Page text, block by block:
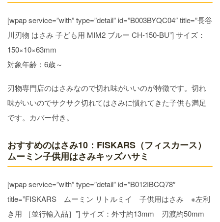
[wpap service=”with” type=”detail” id=”B003BYQC04″ title=”長谷
川刃物 はさみ 子ども用 MIM2 ブルー CH-150-BU”] サイズ：
150×10×63mm
対象年齢：6歳～
刃物専門店のはさみなので切れ味がいいのが特徴です。切れ
味がいいのでサクサク切れてはさみに慣れてきた子供も満足
です。カバー付き。
おすすめのはさみ10：FISKARS（フィスカース）
ムーミン子供用はさみキッズハサミ
[wpap service=”with” type=”detail” id=”B012IBCQ78″
title=”FISKARS ムーミン リトルミイ 子供用はさみ ※左利
き用 ［並行輸入品］”] サイズ：外寸約13mm 刃渡約50mm